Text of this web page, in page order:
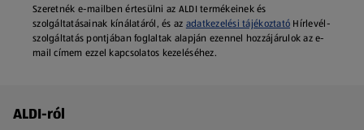
Szeretnék e-mailben értesülni az ALDI termékeinek és
szolgáltatásainak kínálatáról, és az adatkezelési tájékoztató Hírlevél-
szolgáltatás pontjában foglaltak alapján ezennel hozzájárulok az e-
mail címem ezzel kapcsolatos kezeléséhez.
Láblécmenü - további linkek
ALDI-ról